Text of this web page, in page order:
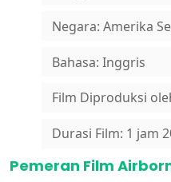
Negara: Amerika
Bahasa: Inggris
Film Diproduksi
Durasi Film: 1 jam
Pemeran Film